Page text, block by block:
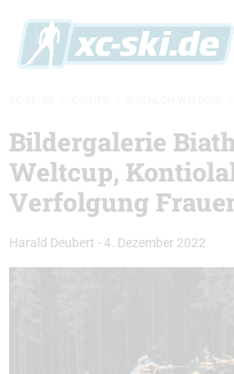
Bildergalerie
Weltcup,
Verfolgung
Harald Deubert -4. Dezember 2022